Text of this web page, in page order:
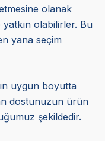
olanak
yatkın olabilirler. Bu
yana seçim
uygun boyutta
dostunuzun ürün
şekildedir.